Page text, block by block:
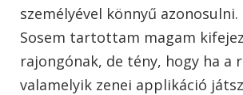
személyével könnyű azonosulni.
Sosem tartottam magam
rajongónak, de tény, hogy ha a
valamelyik zenei applikáció